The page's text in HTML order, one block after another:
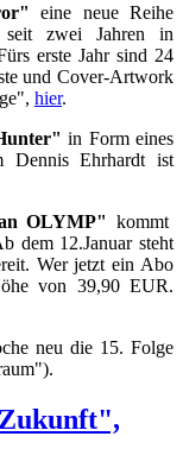
eine neue Reihe
seit zwei Jahren in
erste Jahr sind 24
und Cover-Artwork
hier.
in Form eines
Dennis Ehrhardt ist
OLYMP" kommt
dem 12.Januar steht
Wer jetzt ein Abo
von 39,90 EUR.
neu die 15. Folge